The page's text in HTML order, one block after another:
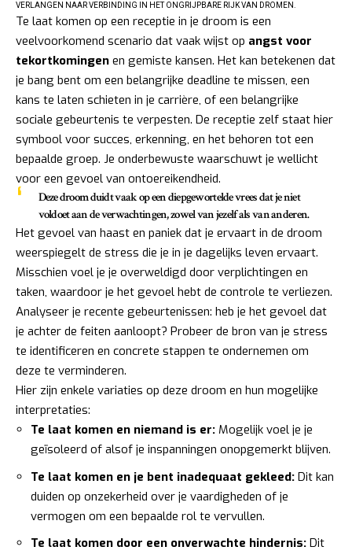
VERLANGEN NAAR VERBINDING IN HET ONGRIJPBARE RIJK VAN DROMEN.
Te laat komen op een receptie in je droom is een
veelvoorkomend scenario dat vaak wijst op angst voor
tekortkomingen en gemiste kansen. Het kan betekenen dat
je bang bent om een belangrijke deadline te missen, een
kans te laten schieten in je carrière, of een belangrijke
sociale gebeurtenis te verpesten. De receptie zelf staat hier
symbool voor succes, erkenning, en het behoren tot een
bepaalde groep. Je onderbewuste waarschuwt je wellicht
voor een gevoel van ontoereikendheid.
Deze droom duidt vaak op een diepgewortelde vrees dat je niet
voldoet aan de verwachtingen, zowel van jezelf als van anderen.
Het gevoel van haast en paniek dat je ervaart in de droom
weerspiegelt de stress die je in je dagelijks leven ervaart.
Misschien voel je je overweldigd door verplichtingen en
taken, waardoor je het gevoel hebt de controle te verliezen.
Analyseer je recente gebeurtenissen: heb je het gevoel dat
je achter de feiten aanloopt? Probeer de bron van je stress
te identificeren en concrete stappen te ondernemen om
deze te verminderen.
Hier zijn enkele variaties op deze droom en hun mogelijke
interpretaties:
Te laat komen en niemand is er: Mogelijk voel je je
geïsoleerd of alsof je inspanningen onopgemerkt blijven.
Te laat komen en je bent inadequaat gekleed: Dit kan
duiden op onzekerheid over je vaardigheden of je
vermogen om een bepaalde rol te vervullen.
Te laat komen door een onverwachte hindernis: Dit